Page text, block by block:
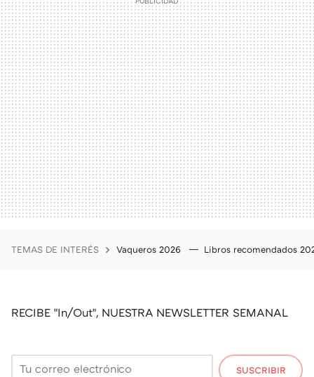
TEMAS DE INTERÉS Vaqueros 2026 Libros recomendados
RECIBE "In/Out", NUESTRA NEWSLETTER SEMANAL
SUSCRIBIR